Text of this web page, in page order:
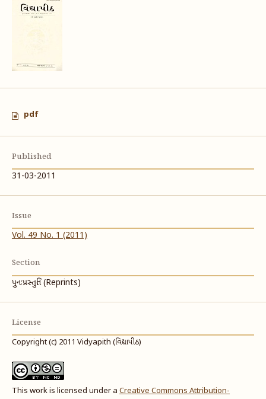
pdf
Published
31-03-2011
Issue
Vol. 49 No. 1 (2011)
Section
પુનઃપ્રસ્તુતિ (Reprints)
License
Copyright (c) 2011 Vidyapith (વિદ્યાપીઠ)
This work is licensed under a Creative Commons Attribution-